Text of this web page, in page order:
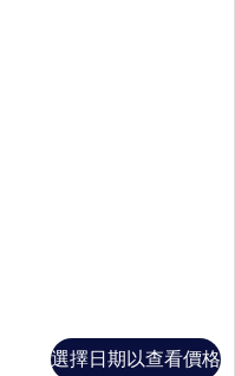
選擇日期以查看價格